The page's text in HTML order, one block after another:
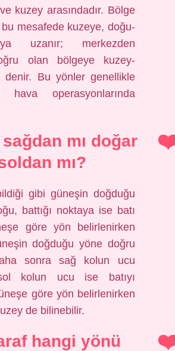
kuzey arasındadır. Bölge
mesafede kuzeye, doğu-
uzanır; merkezden
olan bölgeye kuzey-
denir. Bu yönler genellikle
operasyonlarında
mı doğar
mı?
gibi güneşin doğduğu
battığı noktaya ise batı
göre yön belirlenirken
doğduğu yöne doğru
sonra sağ kolun ucu
kolun ucu ise batıyı
göre yön belirlenirken
de bilinebilir.
hangi yönü